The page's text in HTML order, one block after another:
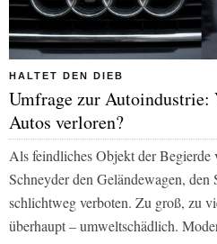
HALTET DEN DIEB
Umfrage zur Autoindustrie:
Autos verloren?
Als feindliches Objekt der Begierde
Schneyder den Geländewagen, den
schlichtweg verboten. Zu groß, zu
überhaupt – umweltschädlich.